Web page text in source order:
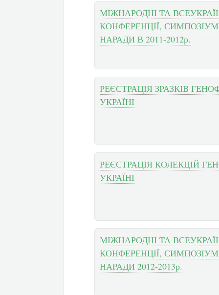
МІЖНАРОДНІ ТА
КОНФЕРЕНЦІЇ,
НАРАДИ В 2011-2012р.
РЕЄСТРАЦІЯ ЗРАЗКІВ
УКРАЇНІ
РЕЄСТРАЦІЯ КОЛЕКЦІЙ
УКРАЇНІ
МІЖНАРОДНІ ТА
КОНФЕРЕНЦІЇ,
НАРАДИ 2012-2013р.